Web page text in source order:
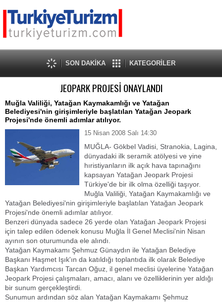
SON DAKİKA KATEGORİLER
JEOPARK PROJESİ ONAYLANDI
Muğla Valiliği, Yatağan Kaymakamlığı ve Yatağan
Belediyesi'nin girişimleriyle başlatılan Yatağan Jeopark
Projesi'nde önemli adımlar atılıyor.
15 Nisan 2008 Salı 14:30
MUĞLA- Gökbel Vadisi, Stranokia, Lagina,
dünyadaki ilk seramik atölyesi ve yine
hıristiyanların ilk açık hava tapınağını
kapsayan Yatağan Jeopark Projesi
Türkiye'de bir ilk olma özelliği taşıyor.
Muğla Valiliği, Yatağan Kaymakamlığı ve
Yatağan Belediyesi'nin girişimleriyle başlatılan Yatağan Jeopark
Projesi'nde önemli adımlar atılıyor.
Benzeri dünyada sadece 26 yerde olan Yatağan Jeopark Projesi
için talep edilen ödenek konusu Muğla İl Genel Meclisi'nin Nisan
ayının son oturumunda ele alındı.
Yatağan Kaymakamı Şehmuz Günaydın ile Yatağan Belediye
Başkanı Haşmet Işık'ın da katıldığı toplantıda ilk olarak Belediye
Başkan Yardımcısı Tarcan Oğuz, il genel meclisi üyelerine Yatağan
Jeopark Projesi çalışmaları, amacı, alanı ve özelliklerinin yer aldığı
bir sunum gerçekleştirdi.
Sunumun ardından söz alan Yatağan Kaymakamı Şehmuz